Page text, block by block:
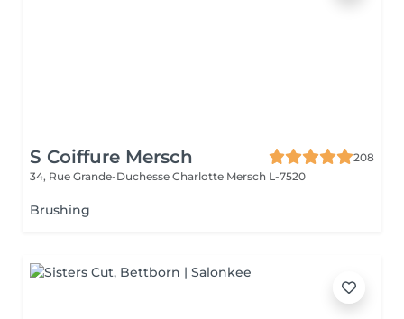
S Coiffure Mersch
208
34, Rue Grande-Duchesse Charlotte Mersch L-7520
Brushing